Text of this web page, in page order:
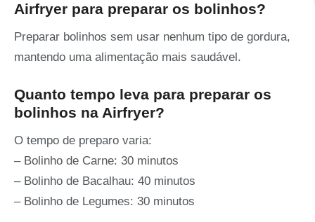
Airfryer para preparar os bolinhos?
Preparar bolinhos sem usar nenhum tipo de gordura,
mantendo uma alimentação mais saudável.
Quanto tempo leva para preparar os
bolinhos na Airfryer?
O tempo de preparo varia:
– Bolinho de Carne: 30 minutos
– Bolinho de Bacalhau: 40 minutos
– Bolinho de Legumes: 30 minutos